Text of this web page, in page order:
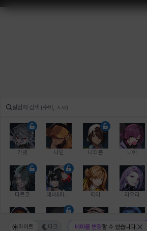
가넷 나딘 나타폰 니아
다르코 띠아 라우라
라이트 다크 테마를 변경할 수 있습니다.